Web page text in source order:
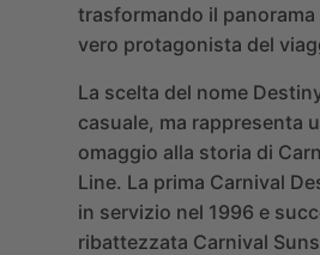
trasformando il panorama
vero protagonista del
La scelta del nome
casuale, ma rappresenta
omaggio alla storia di
Line. La prima Carnival
in servizio nel 1996 e
ribattezzata Carnival